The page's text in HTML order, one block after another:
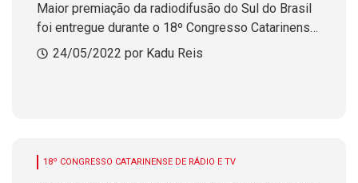
Maior premiação da radiodifusão do Sul do Brasil
foi entregue durante o 18º Congresso Catarinense
de Rádio e Televisão, promovido pela ACAERT na
24/05/2022 por Kadu Reis
18º CONGRESSO CATARINENSE DE RÁDIO E TV